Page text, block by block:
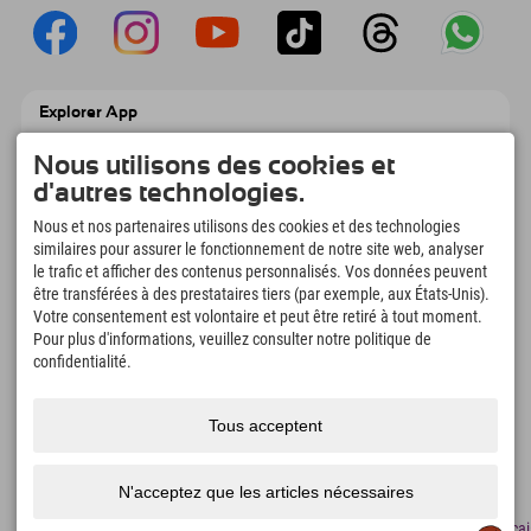
Explorer App
Explorer à emporter avec aperçu de vos
réservations, liste de choses à faire, aperçu
des restaurants et bien plus encore.
Téléchargez-le maintenant !
L'heure des moments d'exploration
166
Lacs de montagne et
piscines d'aventure
4.634 km
Pistes de ski et de
Nous utilisons des cookies et
d'autres technologies.
Nous et nos partenaires utilisons des cookies et des technologies
similaires pour assurer le fonctionnement de notre site web, analyser
le trafic et afficher des contenus personnalisés. Vos données peuvent
être transférées à des prestataires tiers (par exemple, aux États-Unis).
Votre consentement est volontaire et peut être retiré à tout moment.
Pour plus d'informations, veuillez consulter notre politique de
confidentialité.
Tous acceptent
N'acceptez que les articles nécessaires